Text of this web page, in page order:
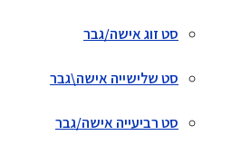
סט זוג אישה/גבר
סט שלישייה אישה\גבר
סט רביעייה אישה/גבר